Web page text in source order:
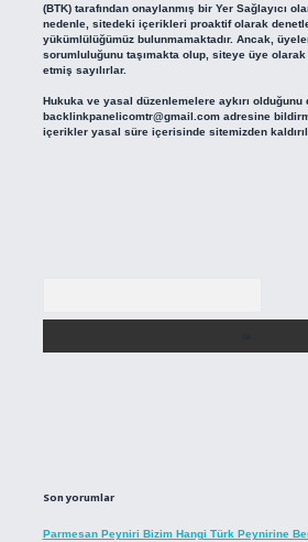
(BTK) tarafından onaylanmış bir Yer Sağlayıcı
nedenle, sitedeki içerikleri proaktif olarak
yükümlülüğümüz bulunmamaktadır. Ancak,
sorumluluğunu taşımakta olup, siteye üye
etmiş sayılırlar.
Hukuka ve yasal düzenlemelere aykırı
backlinkpanelicomtr@gmail.comadresine
içerikler yasal süre içerisinde sitemizden
Son yorumlar
Parmesan Peyniri Bizim Hangi Türk Peynirine